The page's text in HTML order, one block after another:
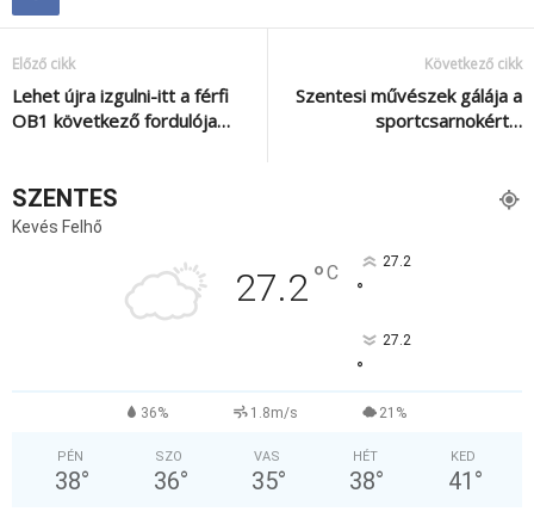
Előző cikk
Lehet újra izgulni-itt a férfi
OB1 következő fordulója…
Következő cikk
Szentesi művészek gálája a
sportcsarnokért…
SZENTES
Kevés Felhő
27.2°C 27.2
°
27.2
°
36% 1.8m/s 21%
PÉN
38°
SZO
36°
VAS
35°
HÉT
38°
KED
41 °